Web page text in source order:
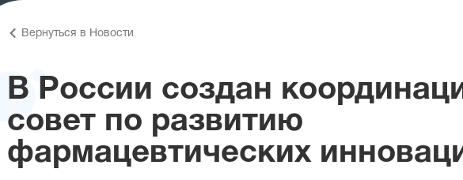
Вернуться в Новости
В России создан
совет по развитию
фармацевтических